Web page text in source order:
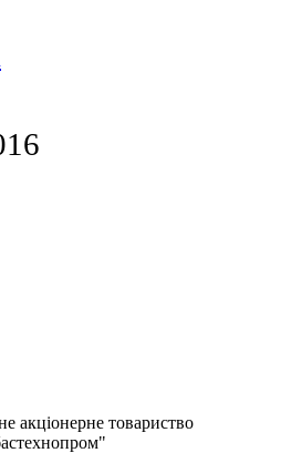
акцiонерне товариство